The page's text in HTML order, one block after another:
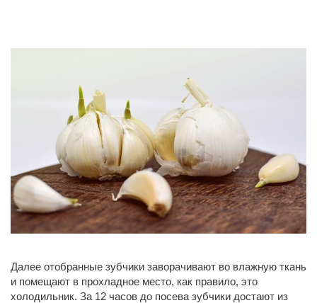
Далее отобранные зубчики заворачивают во влажную ткань
и помещают в прохладное место, как правило, это
холодильник. За 12 часов до посева зубчики достают из